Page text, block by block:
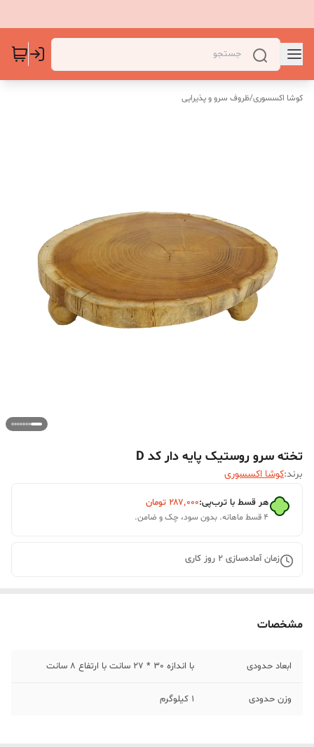
کوشا اکسسوری/ظروف سرو و پذیرایی
تخته سرو روستیک پایه دار کد D
برند:کوشا اکسسوری
هر قسط با ترب‌پی:۲۸۷٬۰۰۰ تومان
۴ قسط ماهانه. بدون سود، چک و ضامن.
زمان آماده‌سازی 2 روز کاری
مشخصات
ابعاد حدودی با اندازه 30 * 27 سانت با ارتفاع ۸ سانت
وزن حدودی 1 کیلوگرم